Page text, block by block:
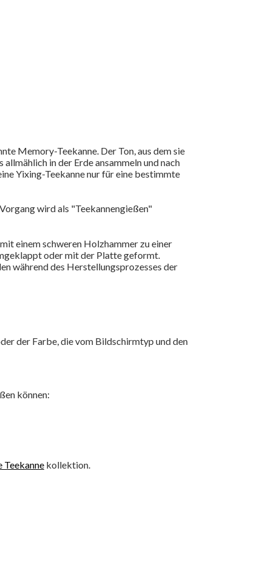
Memory-Teekanne. Der Ton, aus dem sie
in der Erde ansammeln und nach
Yixing-Teekanne nur für eine bestimmte
wird als "Teekannengießen"
einem schweren Holzhammer zu einer
oder mit der Platte geformt.
während des Herstellungsprozesses der
der Farbe, die vom Bildschirmtyp und den
können:
Teekannekollektion.